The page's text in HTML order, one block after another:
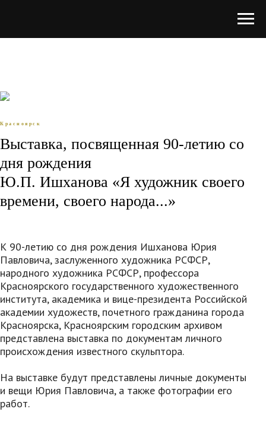
Красноярск
Выставка, посвященная 90-летию со
дня рождения
Ю.П. Ишханова «Я художник своего
времени, своего народа...»
К 90-летию со дня рождения Ишханова Юрия
Павловича, заслуженного художника РСФСР,
народного художника РСФСР, профессора
Красноярского государственного художественного
института, академика и вице-президента Российской
академии художеств, почетного гражданина города
Красноярска, Красноярским городским архивом
представлена выставка по документам личного
происхождения известного скульптора.
На выставке будут представлены личные документы
и вещи Юрия Павловича, а также фотографии его
работ.